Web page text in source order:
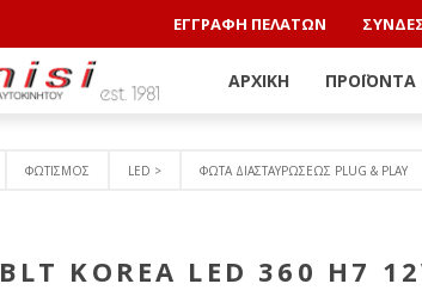
ΕΓΓΡΑΦΗ ΠΕΛΑΤΩΝ
ΑΡΧΙΚΉ ΠΡΟΪΌΝΤΑ
ΦΩΤΙΣΜΟΣ LED > ΦΩΤΑ ΔΙΑΣΤΑΥΡΩΣΕΩΣ PLUG & PLAY
BLT KOREA LED 360 H7